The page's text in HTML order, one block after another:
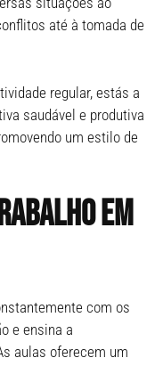
até à tomada de
regular, estás a
saudável e produtiva
um estilo de
em
com os
e ensina a
aulas oferecem um